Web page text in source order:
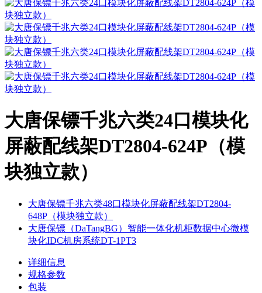
大唐保镖千兆六类24口模块化
屏蔽配线架DT2804-624P（模
块独立款）
大唐保镖千兆六类48口模块化屏蔽配线架DT2804-
648P（模块独立款）
大唐保镖（DaTangBG）智能一体化机柜数据中心微模
块化IDC机房系统DT-1PT3
详细信息
规格参数
包装